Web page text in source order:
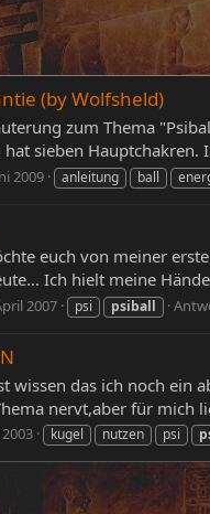
(by Wolfsheld)
zum Thema
hat sieben
2009 anleitung ball
euch von meiner
Ich hielt meine
2007 psi psiball
wissen das ich noch ein
nervt,aber für mich
kugel nutzen psi